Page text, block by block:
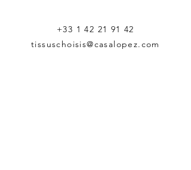
+33 1 42 21 91 42
tissuschoisis@casalopez.com